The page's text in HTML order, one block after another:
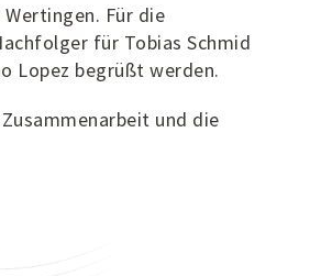
Für die
für Tobias Schmid
Lopez begrüßt werden.
und die